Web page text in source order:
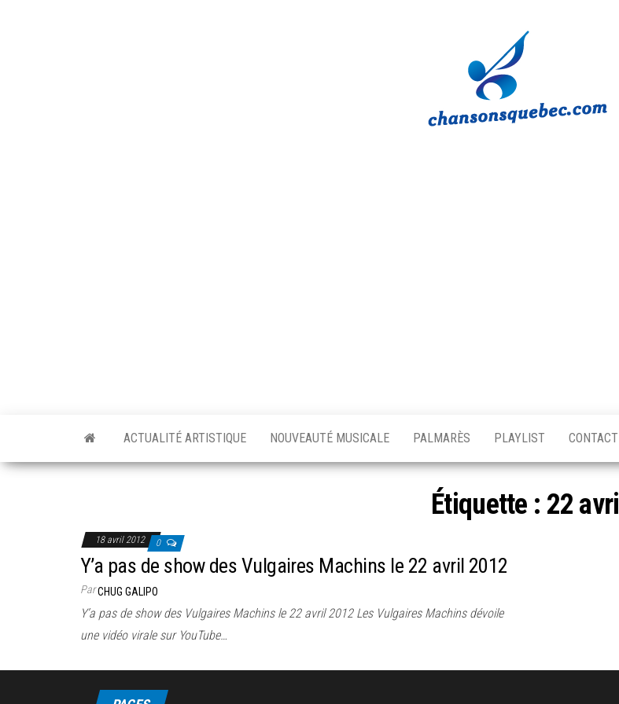
Québec
musicale
québécoise!
ACTUALITÉ ARTISTIQUE NOUVEAUTÉ MUSICALE PALMARÈS PLAYLIST CONTACT
Étiquette : 22 avril
18 avril 2012 0
Y’a pas de show des Vulgaires Machins le 22 avril 2012
ParCHUG GALIPO
Y’a pas de show des Vulgaires Machins le 22 avril 2012 Les Vulgaires Machins dévoile
une vidéo virale sur YouTube…